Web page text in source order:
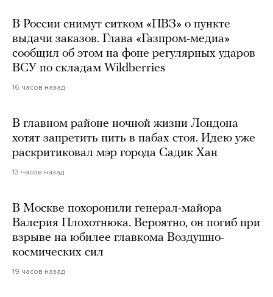
В России снимут ситком «ПВЗ» о пункте
выдачи заказов. Глава «Газпром-медиа»
сообщил об этом на фоне регулярных ударов
ВСУ по складам Wildberries
16 часов назад
В главном районе ночной жизни Лондона
хотят запретить пить в пабах стоя. Идею уже
раскритиковал мэр города Садик Хан
13 часов назад
В Москве похоронили генерал-майора
Валерия Плохотнюка. Вероятно, он погиб при
взрыве на юбилее главкома Воздушно-
космических сил
19 часов назад